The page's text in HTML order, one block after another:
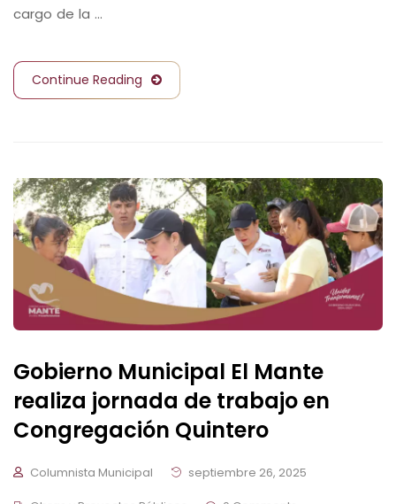
cargo de la …
Continue Reading
Gobierno Municipal El Mante
realiza jornada de trabajo en
Congregación Quintero
Columnista Municipal
septiembre 26, 2025